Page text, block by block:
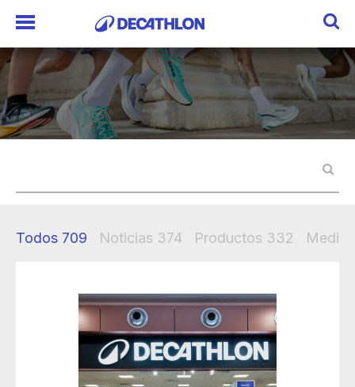
Todos 709 Noticias 374 Productos 332